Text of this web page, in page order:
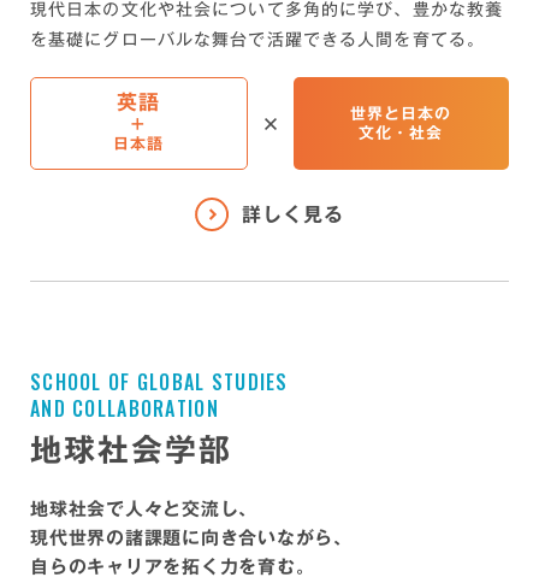
現代日本の文化や社会について多角的に学び、豊かな教養
を基礎に グローバルな舞台で活躍できる人間を育てる。
英語
+
日本語
世界と日本の
文化・社会
SCHOOL OF GLOBAL STUDIES
AND COLLABORATION
地球社会学部
地球社会で人々と交流し、
現代世界の諸課題に向き合いながら、
自らのキャリアを拓く力を育む。